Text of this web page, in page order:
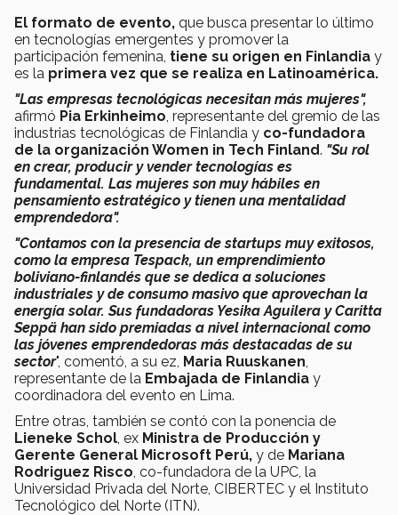
El formato de evento, que busca presentar lo último
en tecnologías emergentes y promover la
participación femenina, tiene su origen en Finlandia y
es la primera vez que se realiza en Latinoamérica.
"Las empresas tecnológicas necesitan más mujeres",
afirmó Pia Erkinheimo , representante del gremio de las
industrias tecnológicas de Finlandia y co-fundadora
de la organización Women in Tech Finland. "Su rol
en crear, producir y vender tecnologías es
fundamental. Las mujeres son muy hábiles en
pensamiento estratégico y tienen una mentalidad
emprendedora".
"Contamos con la presencia de startups muy exitosos,
como la empresa Tespack, un emprendimiento
boliviano-finlandés que se dedica a soluciones
industriales y de consumo masivo que aprovechan la
energía solar. Sus fundadoras Yesika Aguilera y Caritta
Seppä han sido premiadas a nivel internacional como
las jóvenes emprendedoras más destacadas de su
sector", comentó, a su ez, Maria Ruuskanen
representante de la Embajada de Finlandia y
coordinadora del evento en Lima.
Entre otras, también se contó con la ponencia de
Lieneke Schol , ex Ministra de Producción y
Gerente General Microsoft Perú, y de Mariana
Rodriguez Risco , co-fundadora de la UPC, la
Universidad Privada del Norte, CIBERTEC y el Instituto
Tecnológico del Norte (ITN).